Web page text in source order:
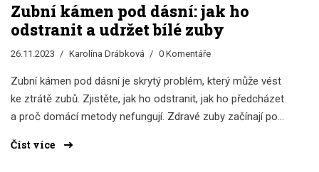
Zubní kámen pod dásní: jak ho
odstranit a udržet bílé zuby
26.11.2023 Karolína Drábková 0 Komentáře
Zubní kámen pod dásní je skrytý problém, který může vést
ke ztrátě zubů. Zjistěte, jak ho odstranit, jak ho předcházet
a proč domácí metody nefungují. Zdravé zuby začínají pod
Číst více